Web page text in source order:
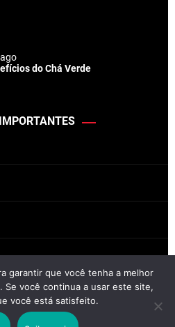
do Chá Verde
garantir que você tenha a melhor
Se você continua a usar este site,
você está satisfeito.